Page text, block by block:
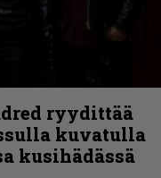
ryydittää
kuvatulla
kusihädässä